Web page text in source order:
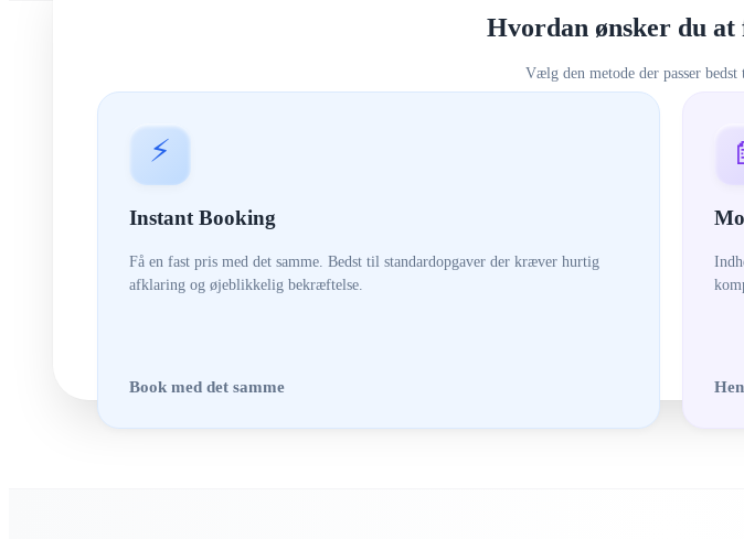
Hvordan ønsker du
Vælg den metode der passer
⚡
Instant Booking
Få en fast pris med det samme. Bedst til standardopgaver der kræver hurtig
afklaring og øjeblikkelig bekræftelse.
Book med det samme